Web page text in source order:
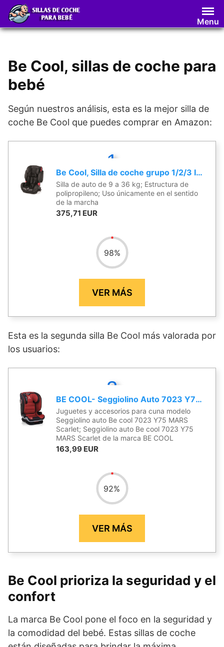
Saltar
contenido
Menu
Be Cool, sillas de coche para
bebé
Según nuestros análisis, esta es la mejor silla de
coche Be Cool que puedes comprar en Amazon:
1 Be Cool, Silla de coche grupo 1/2/3 Isofix, negro
Silla de auto de 9 a 36 kg; Estructura de
polipropileno; Uso únicamente en el sentido
de la marcha
375,71 EUR
98%
VER MÁS
Esta es la segunda silla Be Cool más valorada por
los usuarios:
2 BE COOL- Seggiolino Auto 7023 Y75 Mars Scarlet, Multicolor (8420421077955)
Juguetes y accesorios para cuna modelo
Seggiolino auto Be cool 7023 Y75 MARS
Scarlet; Seggiolino auto Be cool 7023 Y75
MARS Scarlet de la marca BE COOL
163,99 EUR
92%
VER MÁS
Be Cool prioriza la seguridad y el
confort
La marca Be Cool pone el foco en la seguridad y
la comodidad del bebé. Estas sillas de coche